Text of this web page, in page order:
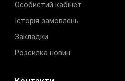
Особистий кабінет
Історія замовлень
Закладки
Розсилка новин